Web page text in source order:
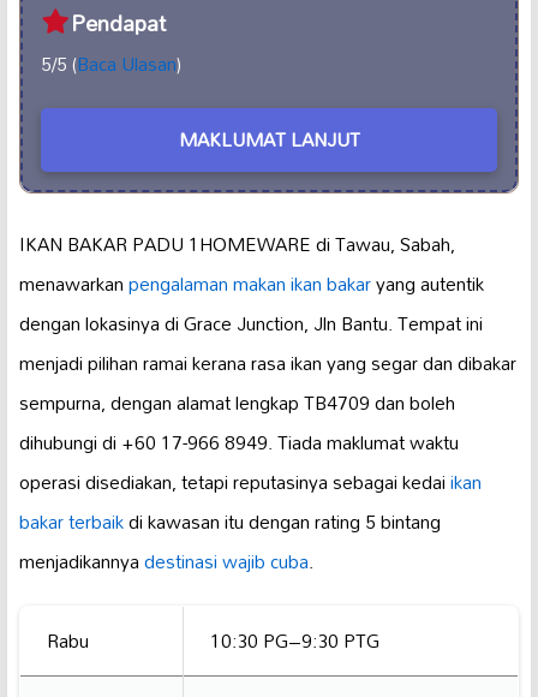
Pendapat
5/5 (Baca Ulasan)
MAKLUMAT LANJUT
IKAN BAKAR PADU 1HOMEWARE di Tawau, Sabah,
menawarkanpengalaman makan ikan bakaryang autentik
dengan lokasinya di Grace Junction, Jln Bantu. Tempat ini
menjadi pilihan ramai kerana rasa ikan yang segar dan dibakar
sempurna, dengan alamat lengkap TB4709 dan boleh
dihubungi di +60 17-966 8949. Tiada maklumat waktu
operasi disediakan, tetapi reputasinya sebagai kedaiikan
bakar terbaikdi kawasan itu dengan rating 5 bintang
menjadikannyadestinasi wajib cuba.
Rabu
10:30 PG–9:30 PTG